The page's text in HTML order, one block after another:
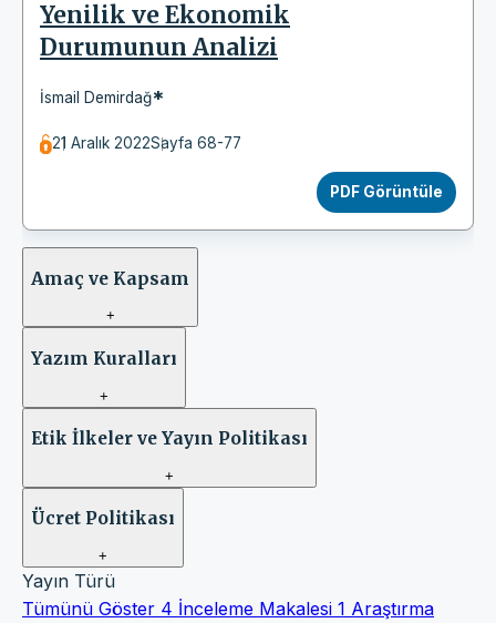
Yenilik ve Ekonomik
Durumunun Analizi
İsmail Demirdağ*
21 Aralık 2022Sayfa 68-77
PDF Görüntüle
Amaç ve Kapsam
+
Yazım Kuralları
+
Etik İlkeler ve Yayın Politikası
+
Ücret Politikası
+
Yayın Türü
Tümünü Göster 4 İnceleme Makalesi 1 Araştırma